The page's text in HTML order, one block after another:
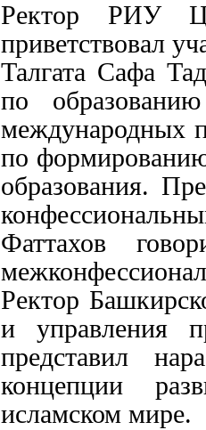
Ректор РИУ
приветствовал
Талгата Сафа
по
международных
по
образования.
Фаттахов
Ректор
и управления
представил
концепции
исламском мире.